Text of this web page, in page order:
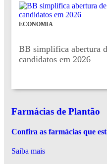
ECONOMIA
BB simplifica abertura
candidatos em 2026
Farmácias de Plantão
Confira as farmácias que
Saiba mais